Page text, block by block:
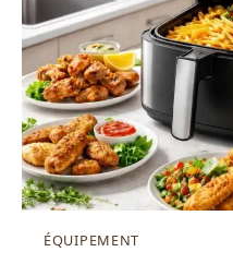
ÉQUIPEMENT